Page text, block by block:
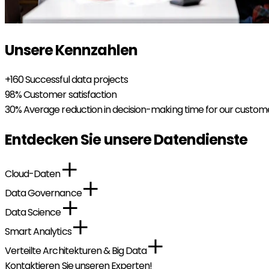
Unsere Kennzahlen
+160Successful data projects
98%Customer satisfaction
30%Average reduction in decision-making time for our
Entdecken Sie unsere Datendienste
Cloud-Daten
Data Governance
Data Science
Smart Analytics
Verteilte Architekturen & Big Data
Kontaktieren Sie unseren Experten!